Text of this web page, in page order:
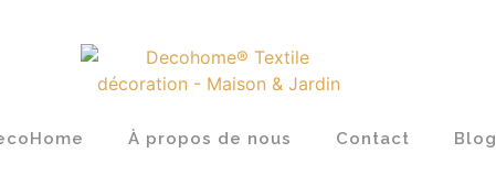
À propos de nous Contact Blog